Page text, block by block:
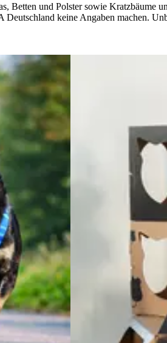
Betten und Polster sowie Kratzbäume
keine Angaben machen.